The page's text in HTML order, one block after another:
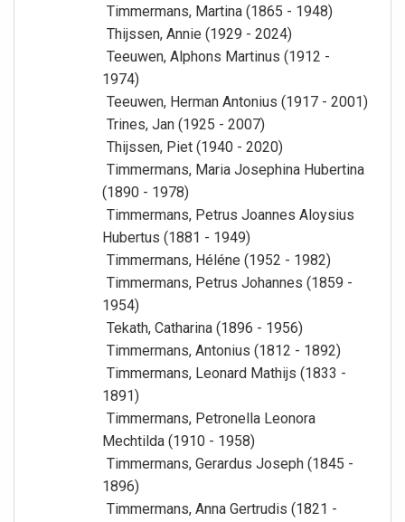
Timmermans, Martina (1865 - 1948)
Thijssen, Annie (1929 - 2024)
Teeuwen, Alphons Martinus (1912 -
1974)
Teeuwen, Herman Antonius (1917 - 2001)
Trines, Jan (1925 - 2007)
Thijssen, Piet (1940 - 2020)
Timmermans, Maria Josephina Hubertina
(1890 - 1978)
Timmermans, Petrus Joannes Aloysius
Hubertus (1881 - 1949)
Timmermans, Héléne (1952 - 1982)
Timmermans, Petrus Johannes (1859 -
1954)
Tekath, Catharina (1896 - 1956)
Timmermans, Antonius (1812 - 1892)
Timmermans, Leonard Mathijs (1833 -
1891)
Timmermans, Petronella Leonora
Mechtilda (1910 - 1958)
Timmermans, Gerardus Joseph (1845 -
1896)
Timmermans, Anna Gertrudis (1821 -